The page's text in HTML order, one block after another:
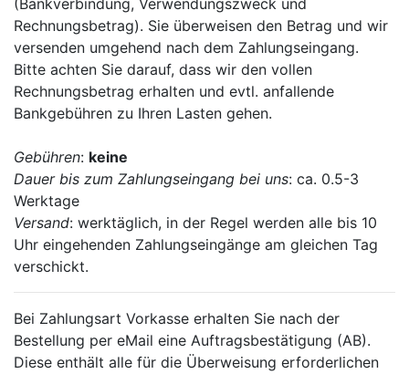
(Bankverbindung, Verwendungszweck und
Rechnungsbetrag). Sie überweisen den Betrag und wir
versenden umgehend nach dem Zahlungseingang.
Bitte achten Sie darauf, dass wir den vollen
Rechnungsbetrag erhalten und evtl. anfallende
Bankgebühren zu Ihren Lasten gehen.
Gebühren: keine
Dauer bis zum Zahlungseingang bei uns: ca. 0.5-3
Werktage
Versand: werktäglich, in der Regel werden alle bis 10
Uhr eingehenden Zahlungseingänge am gleichen Tag
verschickt.
Bei Zahlungsart Vorkasse erhalten Sie nach der
Bestellung per eMail eine Auftragsbestätigung (AB).
Diese enthält alle für die Überweisung erforderlichen